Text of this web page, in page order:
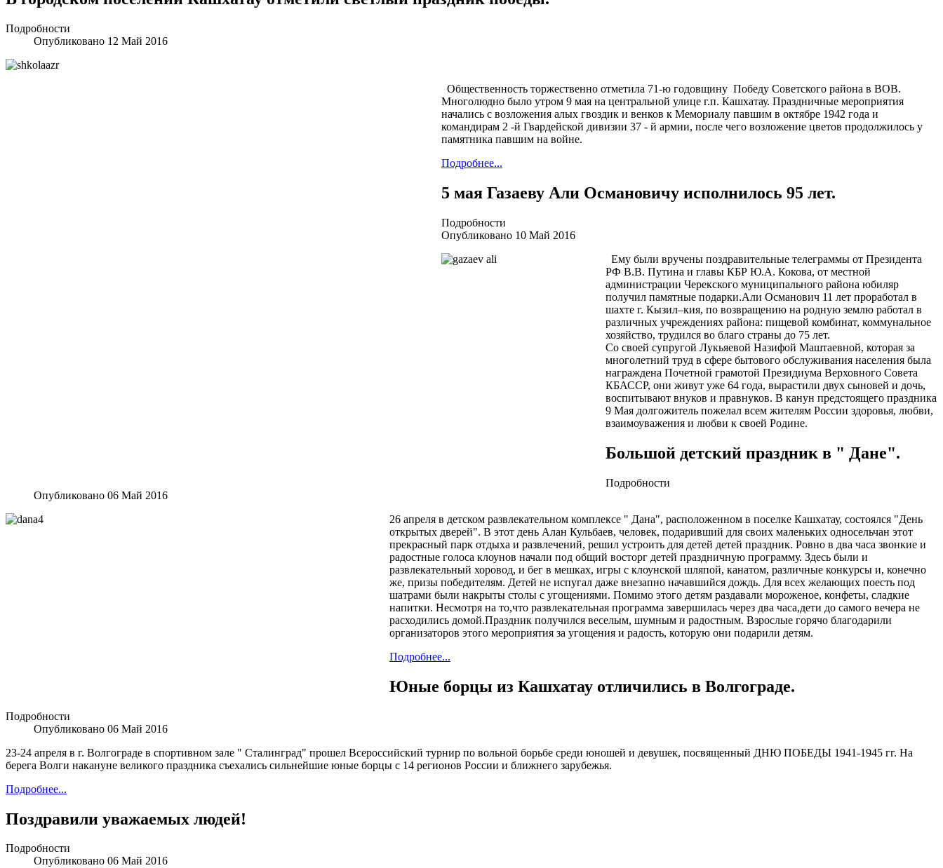
Подробности
Опубликовано 12 Май 2016
Общественность торжественно отметила 71-ю годовщину Победу Советского района в ВОВ.
Многолюдно было утром 9 мая на центральной улице г.п. Кашхатау. Праздничные мероприятия
начались с возложения алых гвоздик и венков к Мемориалу павшим в октябре 1942 года и
командирам 2 -й Гвардейской дивизии 37 - й армии, после чего возложение цветов продолжилось у
памятника павшим на войне.
Подробнее...
5 мая Газаеву Али Османовичу исполнилось 95 лет.
Подробности
Опубликовано 10 Май 2016
Ему были вручены поздравительные телеграммы от Президента
РФ В.В. Путина и главы КБР Ю.А. Кокова, от местной
администрации Черекского муниципального района юбиляр
получил памятные подарки.Али Османович 11 лет проработал в
шахте г. Кызил–кия, по возвращению на родную землю работал в
различных учреждениях района: пищевой комбинат, коммунальное
хозяйство, трудился во благо страны до 75 лет.
Со своей супругой Лукьяевой Назифой Маштаевной, которая за
многолетний труд в сфере бытового обслуживания населения была
награждена Почетной грамотой Президиума Верховного Совета
КБАССР, они живут уже 64 года, вырастили двух сыновей и дочь,
воспитывают внуков и правнуков. В канун предстоящего праздника
9 Мая долгожитель пожелал всем жителям России здоровья, любви,
взаимоуважения и любви к своей Родине.
Большой детский праздник в " Дане".
Подробности
Опубликовано 06 Май 2016
26 апреля в детском развлекательном комплексе " Дана", расположенном в поселке Кашхатау, состоялся "День
открытых дверей". В этот день Алан Кульбаев, человек, подаривший для своих маленьких односельчан этот
прекрасный парк отдыха и развлечений, решил устроить для детей детей праздник. Ровно в два часа звонкие и
радостные голоса клоунов начали под общий восторг детей праздничную программу. Здесь были и
развлекательный хоровод, и бег в мешках, игры с клоунской шляпой, канатом, различные конкурсы и, конечно
же, призы победителям. Детей не испугал даже внезапно начавшийся дождь. Для всех желающих поесть под
шатрами были накрыты столы с угощениями. Помимо этого детям раздавали мороженое, конфеты, сладкие
напитки. Несмотря на то,что развлекательная программа завершилась через два часа,дети до самого вечера не
расходились домой.Праздник получился веселым, шумным и радостным. Взрослые горячо благодарили
организаторов этого мероприятия за угощения и радость, которую они подарили детям.
Подробнее...
Юные борцы из Кашхатау отличились в Волгограде.
Подробности
Опубликовано 06 Май 2016
23-24 апреля в г. Волгограде в спортивном зале " Сталинград" прошел Всероссийский турнир по вольной борьбе среди юношей и девушек, посвященный ДНЮ ПОБЕДЫ 1941-1945 гг. На
берега Волги накануне великого праздника съехались сильнейшие юные борцы с 14 регионов России и ближнего зарубежья.
Подробнее...
Поздравили уважаемых людей!
Подробности
Опубликовано 06 Май 2016